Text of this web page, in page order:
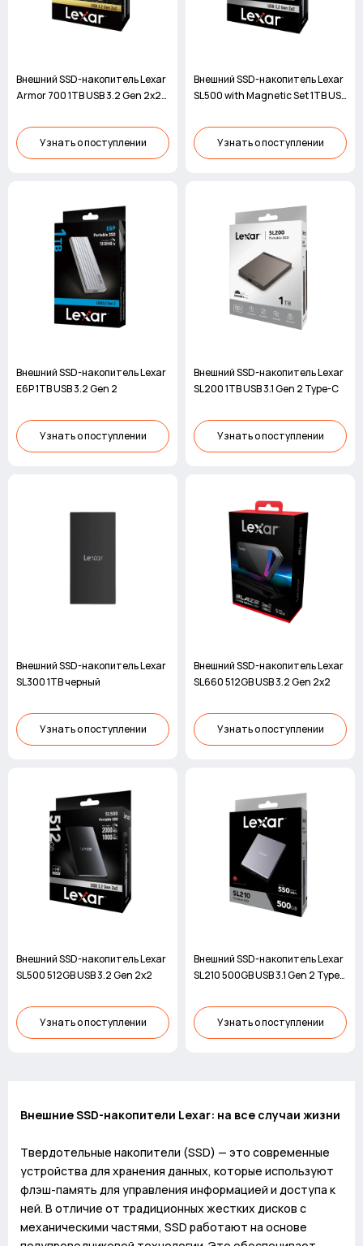
Внешний SSD-накопитель Lexar
Armor 700 1TB USB 3.2 Gen 2x2
Узнать о поступлении
Внешний SSD-накопитель Lexar
SL500 with Magnetic Set 1TB USB
Узнать о поступлении
Внешний SSD-накопитель Lexar
E6P 1TB USB 3.2 Gen 2
Узнать о поступлении
Внешний SSD-накопитель Lexar
SL200 1TB USB 3.1 Gen 2 Type-C
Узнать о поступлении
Внешний SSD-накопитель Lexar
SL300 1TB черный
Узнать о поступлении
Внешний SSD-накопитель Lexar
SL660 512GB USB 3.2 Gen 2x2
Узнать о поступлении
Внешний SSD-накопитель Lexar
SL500 512GB USB 3.2 Gen 2x2
Узнать о поступлении
Внешний SSD-накопитель Lexar
SL210 500GB USB 3.1 Gen 2 Type-
Узнать о поступлении
Внешние SSD-накопители Lexar: на все случаи жизни
Твердотельные накопители (SSD) — это современные
устройства для хранения данных, которые используют
флэш-память для управления информацией и доступа к
ней. В отличие от традиционных жестких дисков с
механическими частями, SSD работают на основе